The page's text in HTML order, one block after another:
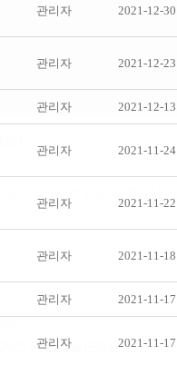
관리자 2021-12-30
관리자 2021-12-23
관리자 2021-12-13
관리자 2021-11-24
관리자 2021-11-22
관리자 2021-11-18
관리자 2021-11-17
관리자 2021-11-17